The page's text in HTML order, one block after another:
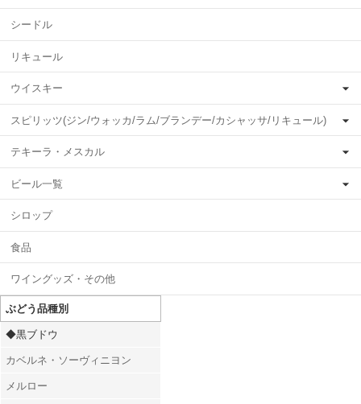
シードル
リキュール
ウイスキー
スピリッツ(ジン/ウォッカ/ラム/ブランデー/カシャッサ/リキュール)
テキーラ・メスカル
ビール一覧
シロップ
食品
ワイングッズ・その他
ぶどう品種別
◆黒ブドウ
カベルネ・ソーヴィニヨン
メルロー